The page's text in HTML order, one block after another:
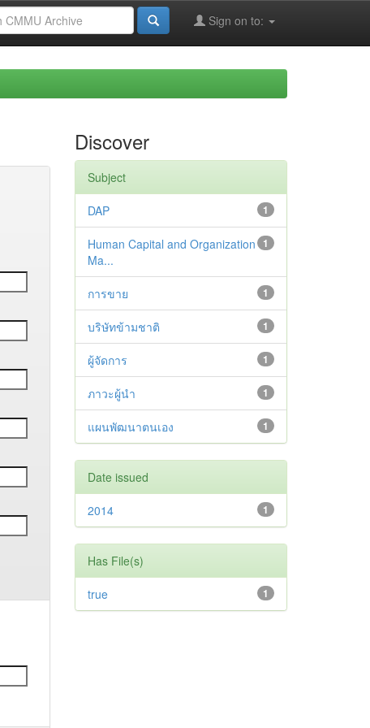
Sign on to:
Discover
Subject
1
DAP
1
Human Capital and Organization
Ma...
1
การขาย
1
บริษัทข้ามชาติ
1
ผู้จัดการ
1
ภาวะผู้นำ
1
แผนพัฒนาตนเอง
Date issued
1
2014
Has File(s)
1
true